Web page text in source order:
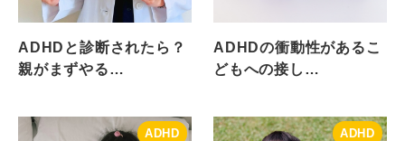
ADHDと診断されたら？
親がまずやる…
ADHDの衝動性があるこ
どもへの接し…
ADHD ADHD